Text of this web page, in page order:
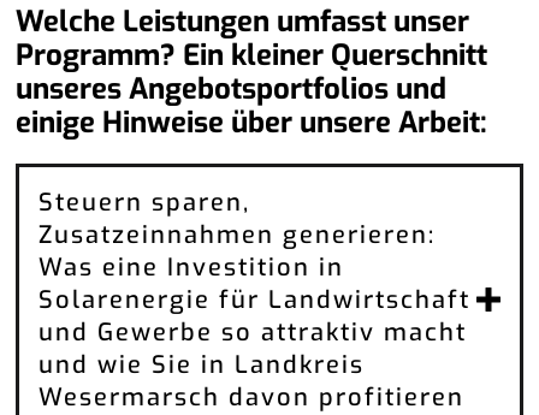
Welche Leistungen umfasst unser
Programm? Ein kleiner Querschnitt
unseres Angebotsportfolios und
einige Hinweise über unsere Arbeit:
Steuern sparen,
Zusatzeinnahmen generieren:
Was eine Investition in
Solarenergie für Landwirtschaft
und Gewerbe so attraktiv macht
und wie Sie in Landkreis
Wesermarsch davon profitieren